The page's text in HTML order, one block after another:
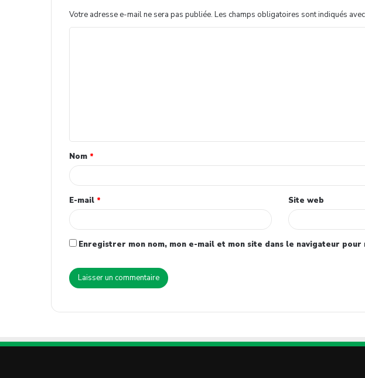
Votre adresse e-mail ne sera pas publiée. Les champs obligatoires sont indiqués avec
Nom *
E-mail * Site web
Enregistrer mon nom, mon e-mail et mon site dans le navigateur pour